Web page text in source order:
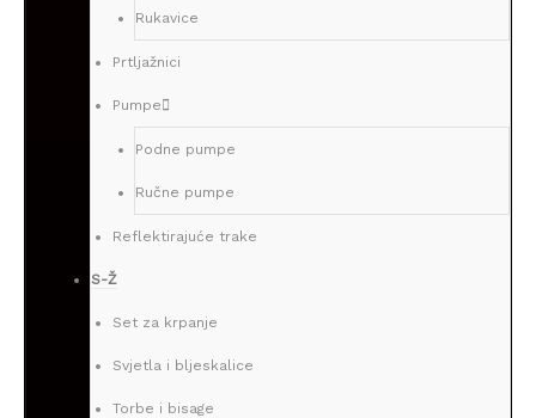
Rukavice
Prtljažnici
Pumpe
Podne pumpe
Ručne pumpe
Reflektirajuće trake
S-Ž
Set za krpanje
Svjetla i bljeskalice
Torbe i bisage